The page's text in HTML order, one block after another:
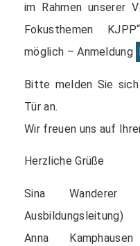
im Rahmen unserer
Fokusthemen
möglich – Anmeldung
Bitte melden Sie sich
Tür an.
Wir freuen uns auf
Herzliche Grüße
Sina Wanderer
Ausbildungsleitung)
Anna